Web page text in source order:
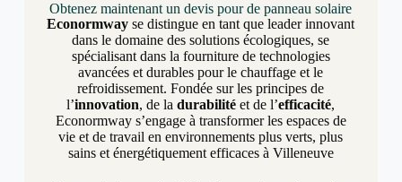
Obtenez maintenant un devis pour de panneau solaire
Econormway se distingue en tant que leader innovant
dans le domaine des solutions écologiques, se
spécialisant dans la fourniture de technologies
avancées et durables pour le chauffage et le
refroidissement. Fondée sur les principes de
l’innovation, de ladurabilité et de l’efficacité,
Econormway s’engage à transformer les espaces de
vie et de travail en environnements plus verts, plus
sains et énergétiquement efficaces à Villeneuve